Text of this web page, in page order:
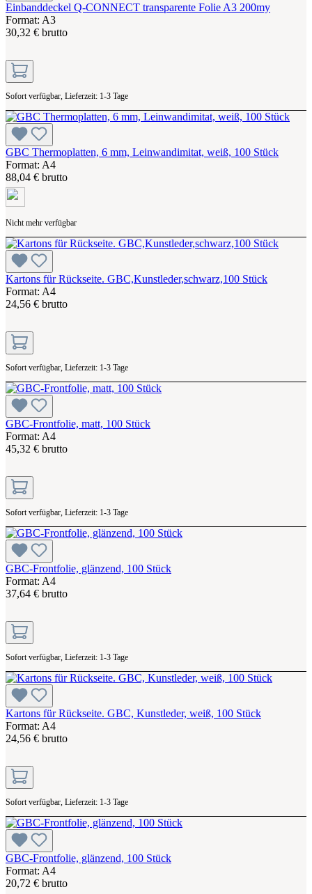
Einbanddeckel Q-CONNECT transparente Folie A3 200my
Format: A3
30,32 € brutto
Sofort verfügbar, Lieferzeit: 1-3 Tage
GBC Thermoplatten, 6 mm, Leinwandimitat, weiß, 100 Stück
Format: A4
88,04 € brutto
Nicht mehr verfügbar
Kartons für Rückseite. GBC,Kunstleder,schwarz,100 Stück
Format: A4
24,56 € brutto
Sofort verfügbar, Lieferzeit: 1-3 Tage
GBC-Frontfolie, matt, 100 Stück
Format: A4
45,32 € brutto
Sofort verfügbar, Lieferzeit: 1-3 Tage
GBC-Frontfolie, glänzend, 100 Stück
Format: A4
37,64 € brutto
Sofort verfügbar, Lieferzeit: 1-3 Tage
Kartons für Rückseite. GBC, Kunstleder, weiß, 100 Stück
Format: A4
24,56 € brutto
Sofort verfügbar, Lieferzeit: 1-3 Tage
GBC-Frontfolie, glänzend, 100 Stück
Format: A4
20,72 € brutto